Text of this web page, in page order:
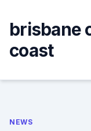
content
brisbane
coast
NEWS